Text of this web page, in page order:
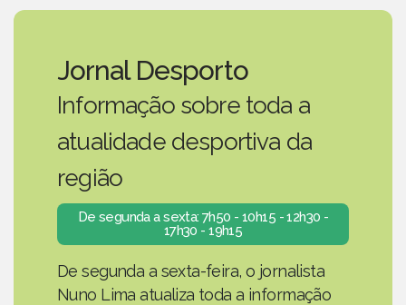
Jornal Desporto
Informação sobre toda a
atualidade desportiva da
região
De segunda a sexta: 7h50 - 10h15 - 12h30 -
17h30 - 19h15
De segunda a sexta-feira, o jornalista
Nuno Lima atualiza toda a informação